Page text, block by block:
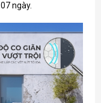
ngày.